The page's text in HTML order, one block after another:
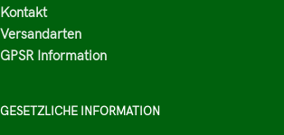
Kontakt
Versandarten
GPSR Information
GESETZLICHE INFORMATION